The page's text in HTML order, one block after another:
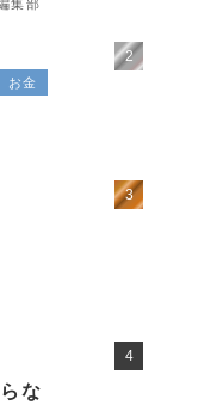
集部
お金
な